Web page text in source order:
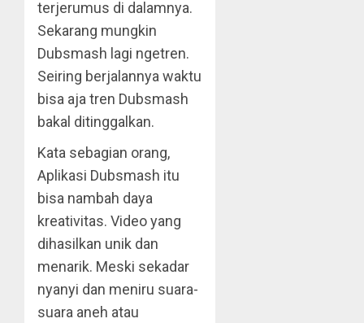
terjerumus di dalamnya.
Sekarang mungkin
Dubsmash lagi ngetren.
Seiring berjalannya waktu
bisa aja tren Dubsmash
bakal ditinggalkan.
Kata sebagian orang,
Aplikasi Dubsmash itu
bisa nambah daya
kreativitas. Video yang
dihasilkan unik dan
menarik. Meski sekadar
nyanyi dan meniru suara-
suara aneh atau